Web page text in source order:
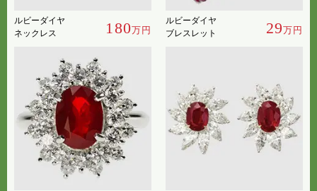
ルビーダイヤ
ネックレス
180万円
ルビーダイヤ
ブレスレット
29万円